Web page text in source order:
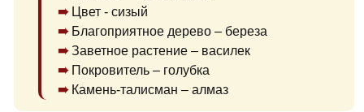
Цвет - сизый
Благоприятное дерево – береза
Заветное растение – василек
Покровитель – голубка
Камень-талисман – алмаз